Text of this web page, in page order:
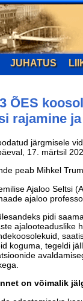
JUHATUS
ÕES
rajamine
järgmisele
17. märtsil
peab Mihkel
Ajaloo Seltsi
ajaloo
pidi
ajalooteaduslike
koguma, tegeldi
on võimalik